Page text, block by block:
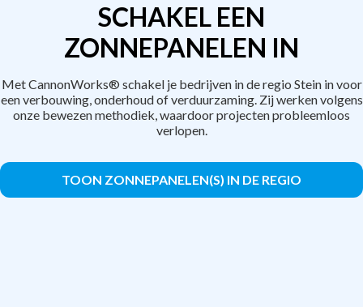
SCHAKEL EEN
ZONNEPANELEN IN
Met CannonWorks® schakel je bedrijven in de regio Stein in voor
een verbouwing, onderhoud of verduurzaming. Zij werken volgens
onze bewezen methodiek, waardoor projecten probleemloos
verlopen.
TOON ZONNEPANELEN(S) IN DE REGIO